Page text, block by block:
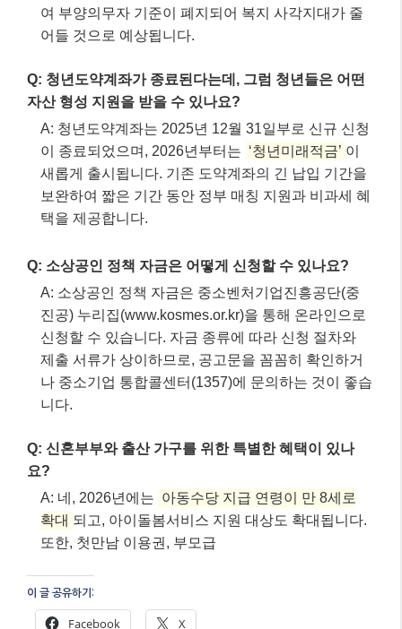
Q: 소상공인 정책 자금은 어떻게 신청할 수 있나요?
A: 소상공인 정책 자금은 중소벤처기업진흥공단(중
신청할 수 있습니다. 자금 종류에 따라 신청 절차와
제출 서류가 상이하므로, 공고문을 꼼꼼히 확인하거
나 중소기업 통합콜센터(1357)에 문의하는 것이 좋습
니다.
Q: 신혼부부와 출산 가구를 위한 특별한 혜택이 있나
요?
확대 되고, 아이돌봄서비스 지원 대상도 확대됩니다.
또한, 첫만남 이용권, 부모급
이 글 공유하기:
Facebook X
로
드
중...
관련